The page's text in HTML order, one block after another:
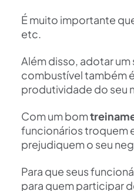
É muito importante
etc.
Além disso, adotar
combustível também
produtividade do seu
Com um bom
funcionários troquem
prejudiquem o seu
Para que seus
para quem participar